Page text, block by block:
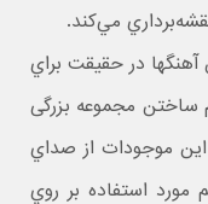
مي‌كند.
آهنگها در حقيقت براي
ساختن مجموعه بزرگی
اين موجودات از صداي
مورد استفاده بر روي